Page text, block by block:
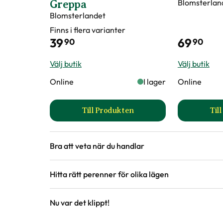
Greppa
Blomsterlandet
Finns i flera varianter
3990
Välj butik
Online
I lager
Till Produkten
till Trädgårdshandske Greppa
6990
Välj butik
Online
Till
Bra att veta när du handlar
Höjd, längd och bilder
Vi försöker alltid ange växternas
är unika så kan måtten och din växts
Hitta rätt perenner för olika lägen
Nu var det klippt!